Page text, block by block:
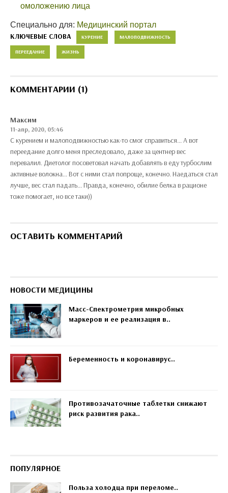
омоложению лица
Специально для: Медицинский портал
КЛЮЧЕВЫЕ СЛОВА КУРЕНИЕ МАЛОПОДВИЖНОСТЬ
ПЕРЕЕДАНИЕ ЖИЗНЬ
КОММЕНТАРИИ (1)
Максим
11-апр, 2020, 05:46
С курением и малоподвижностью как-то смог справиться... А вот
переедание долго меня преследовало, даже за центнер вес
перевалил. Диетолог посоветовал начать добавлять в еду турбослим
активные волокна... Вот с ними стал попроще, конечно. Наедаться стал
лучше, вес стал падать... Правда, конечно, обилие белка в рационе
тоже помогает, но все таки))
ОСТАВИТЬ КОММЕНТАРИЙ
НОВОСТИ МЕДИЦИНЫ
Масс-Спектрометрия микробных
маркеров и ее реализация в..
Беременность и коронавирус..
Противозачаточные таблетки снижают
риск развития рака..
ПОПУЛЯРНОЕ
Польза холодца при переломе..